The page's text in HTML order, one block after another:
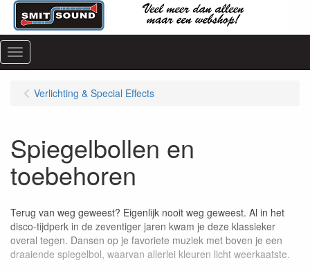
Menu
Verlichting & Special Effects
Spiegelbollen en
toebehoren
Terug van weg geweest? Eigenlijk nooit weg geweest. Al in het
disco-tijdperk in de zeventiger jaren kwam je deze klassieker
overal tegen. Dansen op je favoriete muziek met boven je een
draaiende spiegelbol, waarvan allerlei kleuren licht weerkaatste.